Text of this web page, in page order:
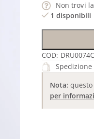
Non trovi
1 disponibili
COD: DRU0074
Nota:
per